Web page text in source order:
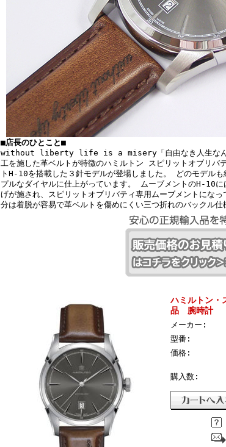
■店長のひとこと■
without liberty life is a misery「自由なき人生なんて惨
工を施した革ベルトが特徴のハミルトン スピリットオブリ
トH-10を搭載した３針モデルが登場しました。 どのモデル
プルなダイヤルに仕上がっています。 ムーブメントのH-10
げが施され、スピリットオブリバティ専用ムーブメントに
分は着脱が容易で革ベルトを傷めにくい三つ折れのバックル仕
ハミルトン
品 腕時計
メーカー:
型番:
価格:
購入数: